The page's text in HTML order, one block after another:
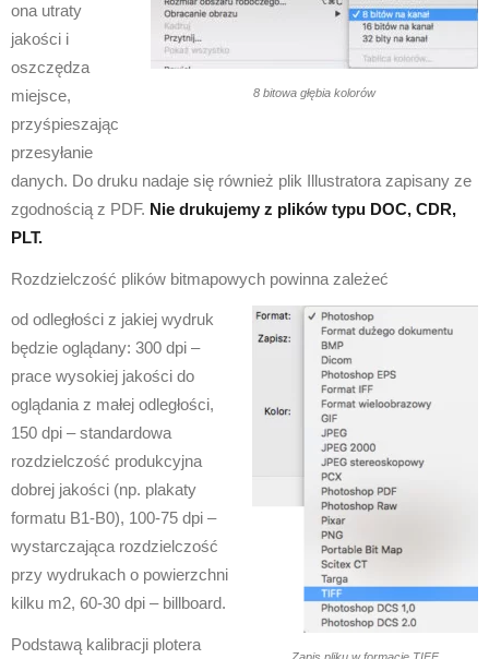
8 bitowa głębia kolorów
ona utraty
jakości i
oszczędza
miejsce,
przyśpieszając
przesyłanie
danych. Do druku nadaje się również plik Illustratora zapisany ze
zgodnością z PDF. Nie drukujemy z plików typu DOC, CDR,
PLT.
Rozdzielczość plików bitmapowych powinna zależeć
od odległości z jakiej wydruk
będzie oglądany: 300 dpi –
prace wysokiej jakości do
oglądania z małej odległości,
150 dpi – standardowa
rozdzielczość produkcyjna
dobrej jakości (np. plakaty
formatu B1-B0), 100-75 dpi –
wystarczająca rozdzielczość
przy wydrukach o powierzchni
kilku m2, 60-30 dpi – billboard.
Podstawą kalibracji plotera